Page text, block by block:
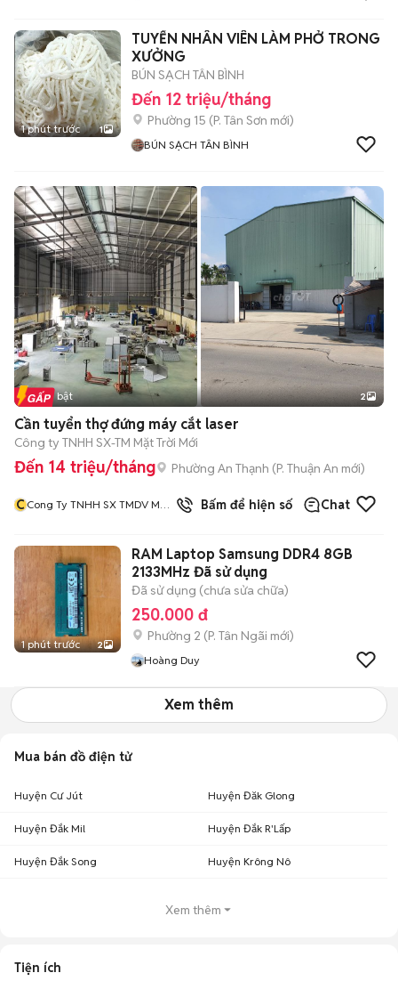
1 phút trước 1
TUYỂN NHÂN VIÊN LÀM PHỞ TRONG
XƯỞNG
BÚN SẠCH TÂN BÌNH
Đến 12 triệu/tháng
Phường 15 (P. Tân Sơn mới)
BÚN SẠCH TÂN BÌNH
Tin nổi bật 2
Cần tuyển thợ đứng máy cắt laser
Công ty TNHH SX-TM Mặt Trời Mới
Đến 14 triệu/tháng Phường An Thạnh (P. Thuận An mới)
CCong Ty TNHH SX TMDV Mat
1đã bán
Bấm để hiện số Chat
1 phút trước 2
RAM Laptop Samsung DDR4 8GB
2133MHz Đã sử dụng
Đã sử dụng (chưa sửa chữa)
250.000 đ
Phường 2 (P. Tân Ngãi mới)
Hoàng Duy
Xem thêm
Mua bán đồ điện tử
Huyện Cư Jút Huyện Đăk Glong
Huyện Đắk Mil Huyện Đắk R'Lấp
Huyện Đắk Song Huyện Krông Nô
Xem thêm
Tiện ích